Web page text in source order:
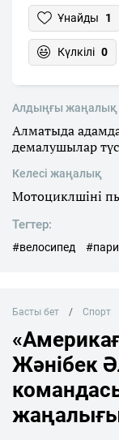
Ұнайды 1
Күлкілі 0
Алдыңғы жаңалық
Алматыда
демалушылар
Келесі жаңалық
Мотоциклшіні
Тегтер:
#велосипед
Басты бет Спорт
Жәнібек